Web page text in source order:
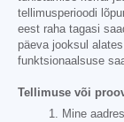
tellimusperioodi
eest raha tagasi
päeva jooksul
funktsionaalsuse
Tellimuse või
Mine